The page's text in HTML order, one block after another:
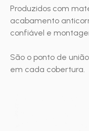
Produzidos com
acabamento
confiável e
São o ponto de
em cada cobertura.